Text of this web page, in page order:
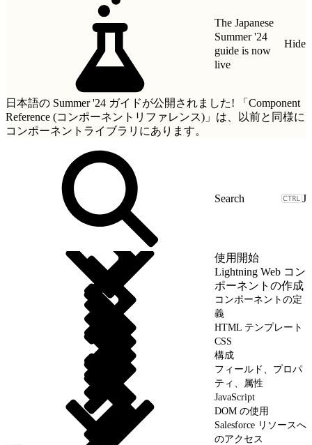
The Japanese
Summer '24
guide is now
live
Hide
日本語の Summer '24 ガイドが公開されました!
「Component
Reference (コンポーネントリファレンス)」 は、以前と同様に
コンポーネントライブラリにあります。
J
使用開始
Lightning Web コン
ポーネントの作成
コンポーネントの定
義
HTML テンプレート
CSS
構成
フィールド、プロパ
ティ、属性
JavaScript
DOM の使用
Salesforce リソースへ
のアクセス